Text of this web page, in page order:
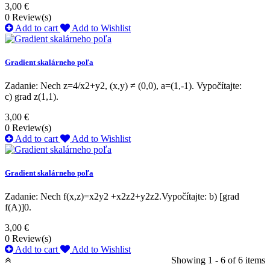
3,00 €
0 Review(s)
Add to cart
Add to Wishlist
Gradient skalárneho poľa
Zadanie: Nech z=4/x2+y2, (x,y) ≠ (0,0), a=(1,-1). Vypočítajte:
c) grad z(1,1).
3,00 €
0 Review(s)
Add to cart
Add to Wishlist
Gradient skalárneho poľa
Zadanie: Nech f(x,z)=x2y2 +x2z2+y2z2.Vypočítajte: b) [grad
f(A)]0.
3,00 €
0 Review(s)
Add to cart
Add to Wishlist
Showing 1 - 6 of 6 items